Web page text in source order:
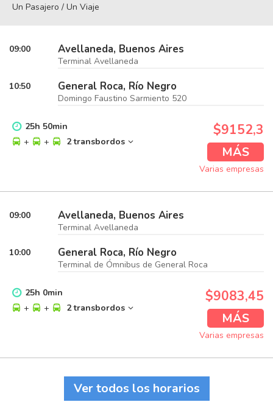
Un Pasajero / Un Viaje
09:00 Avellaneda, Buenos Aires
Terminal Avellaneda
10:50 General Roca, Río Negro
Domingo Faustino Sarmiento 520
25h 50min
+
+ 2 transbordos
$9152,3
MÁS
Varias empresas
09:00 Avellaneda, Buenos Aires
Terminal Avellaneda
10:00 General Roca, Río Negro
Terminal de Ómnibus de General Roca
25h 0min
+
+ 2 transbordos
$9083,45
MÁS
Varias empresas
Ver todos los horarios